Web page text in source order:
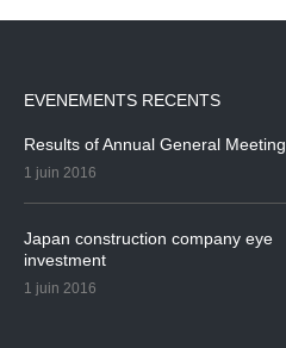
EVENEMENTS RECENTS
Results of Annual General Meeting
1 juin 2016
Japan construction company eye
investment
1 juin 2016